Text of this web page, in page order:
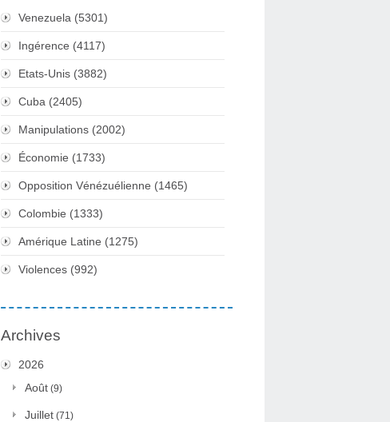
Venezuela (5301)
Ingérence (4117)
Etats-Unis (3882)
Cuba (2405)
Manipulations (2002)
Économie (1733)
Opposition Vénézuélienne (1465)
Colombie (1333)
Amérique Latine (1275)
Violences (992)
Archives
2026
Août (9)
Juillet (71)